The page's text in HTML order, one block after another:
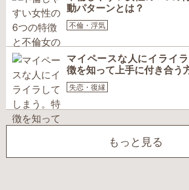
動パターンとは？
不倫・浮気
マイペースな人にイライ
徴を知って上手に付き合う
失恋・復縁
もっと見る